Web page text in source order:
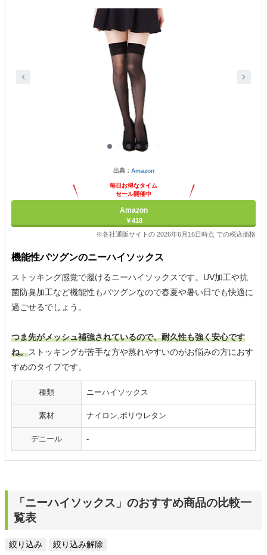
出典： Amazon
毎日お得なタイム
セール開催中
Amazon
￥418
※各社通販サイトの 2026年6月16日時点 での税込価格
機能性バツグンのニーハイソックス
ストッキング感覚で履けるニーハイソックスです。UV加工や抗
菌防臭加工など機能性もバツグンなので春夏や暑い日でも快適に
過ごせるでしょう。
つま先がメッシュ補強されているので、耐久性も強く安心です
ね。ストッキングが苦手な方や蒸れやすいのがお悩みの方におす
すめのタイプです。
種類 ニーハイソックス
素材 ナイロン,ポリウレタン
デニール -
「ニーハイソックス」のおすすめ商品の比較一
覧表
絞り込み
絞り込み解除